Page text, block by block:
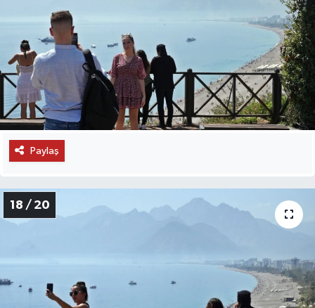
Paylaş
18 / 20